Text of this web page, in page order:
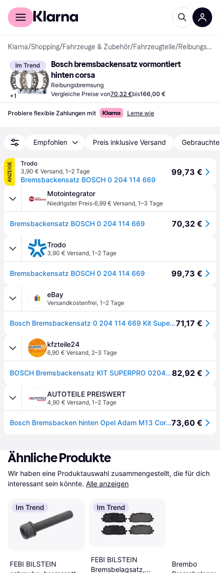
Für Shopper
Klarna/Shopping/Fahrzeuge & Zubehör/Fahrzeugteile/ Reibungsbremsungen
Im Trend
+1
Bosch bremsbackensatz vormontiert
hinten corsa
Reibungsbremsung
Vergleiche Preise von70,32 €bis166,00 €
Probiere flexible Zahlungen mit Lerne wie
Empfohlen Preis inklusive Versand
ANZEIGE
Trodo
3,90 € Versand, 1–2 Tage
Bremsbackensatz BOSCH 0 204 114 669
99,73 €
Motointegrator
Niedrigster Preis·6,99 € Versand, 1–3 Tage
Bremsbackensatz BOSCH 0 204 114 669 70,32 €
Trodo
3,90 € Versand, 1–2 Tage
Bremsbackensatz BOSCH 0 204 114 669 99,73 €
eBay
Versandkostenfrei, 1–2 Tage
Bosch Bremsbackensatz 0 204 114 669 Kit Superpro Für, Hinterachse71,17 €
kfzteile24
6,90 € Versand, 2–3 Tage
BOSCH Bremsbackensatz KIT SUPERPRO 020411466982,92 €
AUTOTEILE PREISWERT
4,90 € Versand, 1–2 Tage
Bosch Bremsbacken hinten Opel Adam M13 Corsa D S0773,60 €
Ähnliche Produkte
Wir haben eine Produktauswahl zusammengestellt, die für dich
interessant sein könnte. Alle anzeigen
Im Trend
FEBI BILSTEIN
Im Trend
FEBI BILSTEIN
Bremsbelagsatz,
Brembo